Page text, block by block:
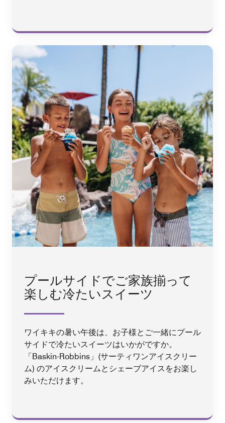
プールサイドでご家族揃って
楽しむ冷たいスイーツ
ワイキキの暑い午後は、お子様とご一緒にプール
サイドで冷たいスイーツはいかがですか。
「Baskin-Robbins」(サーティワンアイスクリー
ム) のアイスクリームとシェーブアイスをお楽し
みいただけます。